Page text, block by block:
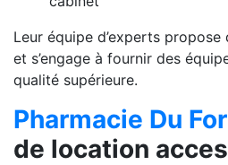
Leur équipe d’experts
et s’engage à fournir des
qualité supérieure.
Pharmacie Du
de location